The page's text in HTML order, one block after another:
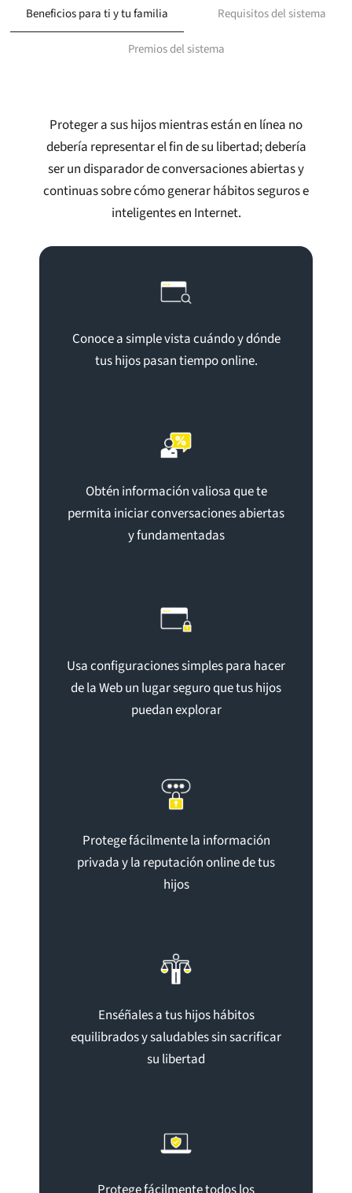
Beneficios para ti y tu familia Requisitos del sistema
Premios del sistema
Proteger a sus hijos mientras están en línea no
debería representar el fin de su libertad; debería
ser un disparador de conversaciones abiertas y
continuas sobre cómo generar hábitos seguros e
inteligentes en Internet.
Conoce a simple vista cuándo y dónde
tus hijos pasan tiempo online.
Obtén información valiosa que te
permita iniciar conversaciones abiertas
y fundamentadas
Usa configuraciones simples para hacer
de la Web un lugar seguro que tus hijos
puedan explorar
Protege fácilmente la información
privada y la reputación online de tus
hijos
Enséñales a tus hijos hábitos
equilibrados y saludables sin sacrificar
su libertad